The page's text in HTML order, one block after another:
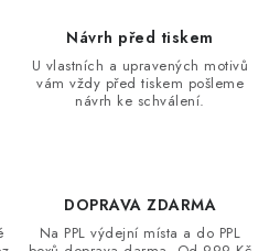
Návrh před tiskem
U vlastních a upravených motivů
vám vždy před tiskem pošleme
návrh ke schválení.
DOPRAVA ZDARMA
Na PPL výdejní místa a do PPL